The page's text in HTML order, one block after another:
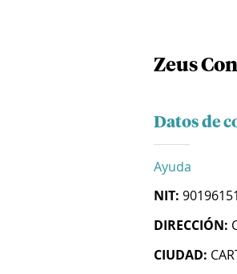
Zeus
Datos de
Ayuda
NIT:
DIRECCIÓN:
CIUDAD: